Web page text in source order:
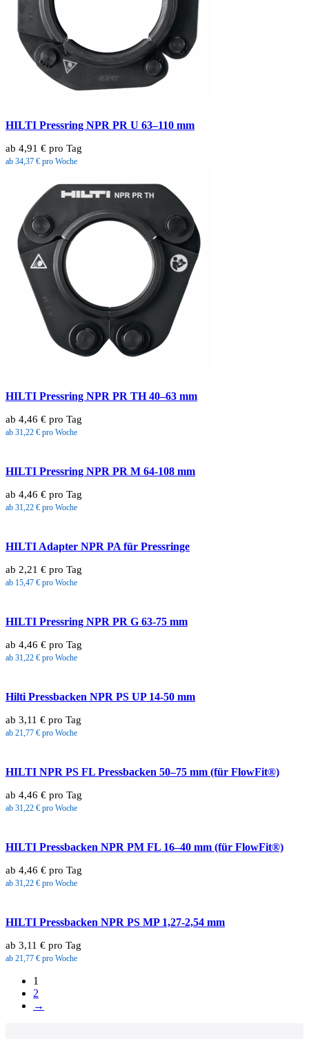
HILTI Pressring NPR PR U 63–110 mm
ab 4,91 € pro Tag
ab 34,37 € pro Woche
HILTI Pressring NPR PR TH 40–63 mm
ab 4,46 € pro Tag
ab 31,22 € pro Woche
HILTI Pressring NPR PR M 64-108 mm
ab 4,46 € pro Tag
ab 31,22 € pro Woche
HILTI Adapter NPR PA für Pressringe
ab 2,21 € pro Tag
ab 15,47 € pro Woche
HILTI Pressring NPR PR G 63-75 mm
ab 4,46 € pro Tag
ab 31,22 € pro Woche
Hilti Pressbacken NPR PS UP 14-50 mm
ab 3,11 € pro Tag
ab 21,77 € pro Woche
HILTI NPR PS FL Pressbacken 50–75 mm (für FlowFit®)
ab 4,46 € pro Tag
ab 31,22 € pro Woche
HILTI Pressbacken NPR PM FL 16–40 mm (für FlowFit®)
ab 4,46 € pro Tag
ab 31,22 € pro Woche
HILTI Pressbacken NPR PS MP 1,27-2,54 mm
ab 3,11 € pro Tag
ab 21,77 € pro Woche
1
2
→